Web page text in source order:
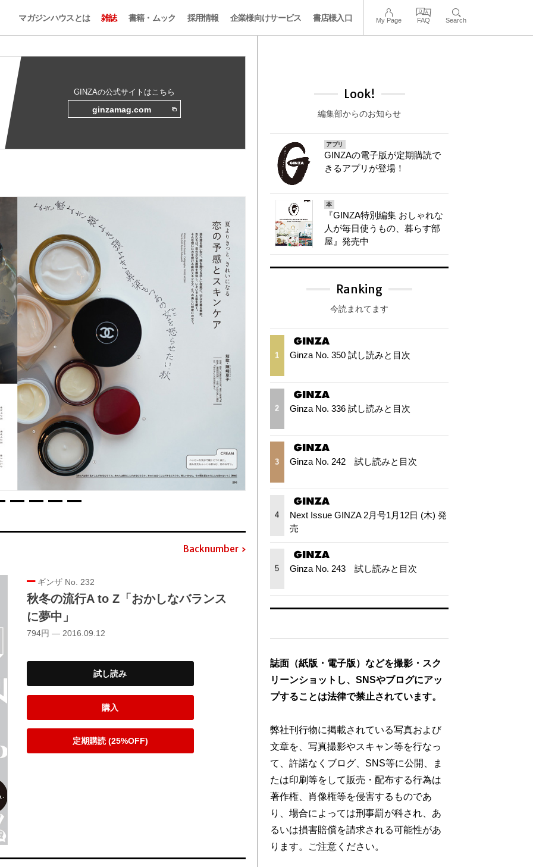
マガジンハウスとは 雑誌 書籍・ムック 採用情報 企業様向けサービス 書店様入口 My Page FAQ Search
GINZAの公式サイトはこちら
ginzamag.com
Backnumber
ギンザ No. 232
秋冬の流行A to Z「おかしなバランス
に夢中」
794円 — 2016.09.12
試し読み
購入
定期購読 (25%OFF)
Look!
編集部からのお知らせ
アプリ
GINZAの電子版が定期購読で
きるアプリが登場！
本
『GINZA特別編集 おしゃれな
人が毎日使うもの、暮らす部
屋』発売中
Ranking
今読まれてます
1 Ginza No. 350 試し読みと目次
2 Ginza No. 336 試し読みと目次
3 Ginza No. 242 試し読みと目次
4
Next Issue GINZA 2月号1月12日 (木) 発
売
5 Ginza No. 243 試し読みと目次
誌面（紙版・電子版）などを撮影・スク
リーンショットし、SNSやブログにアッ
プすることは法律で禁止されています。
弊社刊行物に掲載されている写真および
文章を、写真撮影やスキャン等を行なっ
て、許諾なくブログ、SNS等に公開、ま
たは印刷等をして販売・配布する行為は
著作権、肖像権等を侵害するものであ
り、場合によっては刑事罰が科され、あ
るいは損害賠償を請求される可能性があ
ります。ご注意ください。